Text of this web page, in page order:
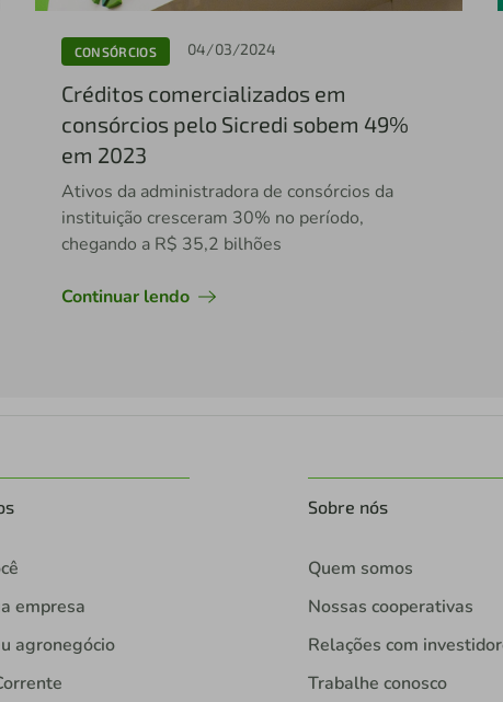
CONSÓRCIOS 04/03/2024
Créditos comercializados em
consórcios pelo Sicredi sobem 49%
em 2023
Ativos da administradora de consórcios da
instituição cresceram 30% no período,
chegando a R$ 35,2 bilhões
Continuar lendo
empresa
agronegócio
Sobre nós
Quem somos
Nossas cooperativas
Relações com
Trabalhe conosco